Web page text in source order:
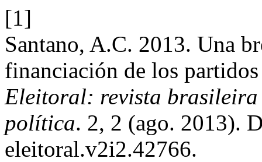
[1]
Santano, A.C. 2013. Una
financiación de los
Eleitoral: revista
política. 2, 2 (ago. 2013).
eleitoral.v2i2.42766.